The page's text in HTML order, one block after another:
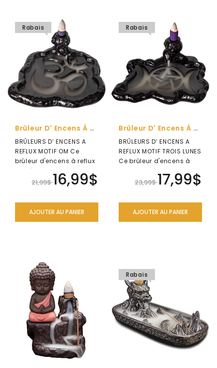
Rabais
Brûleur D' Encens À Reflux Motif OM
BRÛLEURS D’ ENCENS A
REFLUX MOTIF OM Ce
brûleur d'encens à reflux
en céramique est
spécialement c..
21,99$16,99$
AJOUTER AU PANIER
Rabais
Brûleur D' Encens À Reflux Motif Trois Lunes
BRÛLEURS D’ ENCENS A
REFLUX MOTIF TROIS LUNES
Ce brûleur d'encens à
reflux en céramique est
spéci..23,99$17,99$
AJOUTER AU PANIER
Rabais